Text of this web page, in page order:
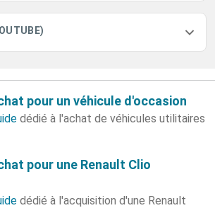
pour un véhicule d'occasion
dédié à l'achat de véhicules utilitaires
pour une Renault Clio
dédié à l'acquisition d'une Renault